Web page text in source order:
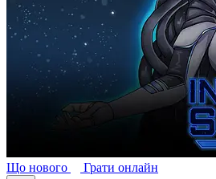
Що нового Грати онлайн